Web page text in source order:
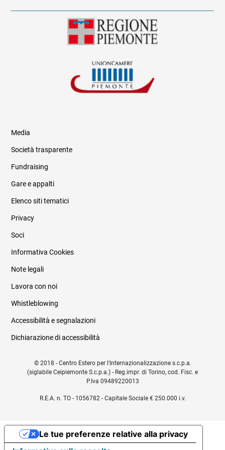
Informazioni legali e trasparenza
Media
Società trasparente
Fundraising
Gare e appalti
Elenco siti tematici
Privacy
Soci
Informativa Cookies
Note legali
Lavora con noi
Whistleblowing
Accessibilità e segnalazioni
Dichiarazione di accessibilità
© 2018 - Centro Estero per l'Internazionalizzazione s.c.p.a.
(siglabile Ceipiemonte S.c.p.a.) - Reg.impr. di Torino, cod. Fisc. e
P.Iva 09489220013
R.E.A. n. TO - 1056782 - Capitale Sociale € 250.000 i.v.
Le tue preferenze relative alla privacy